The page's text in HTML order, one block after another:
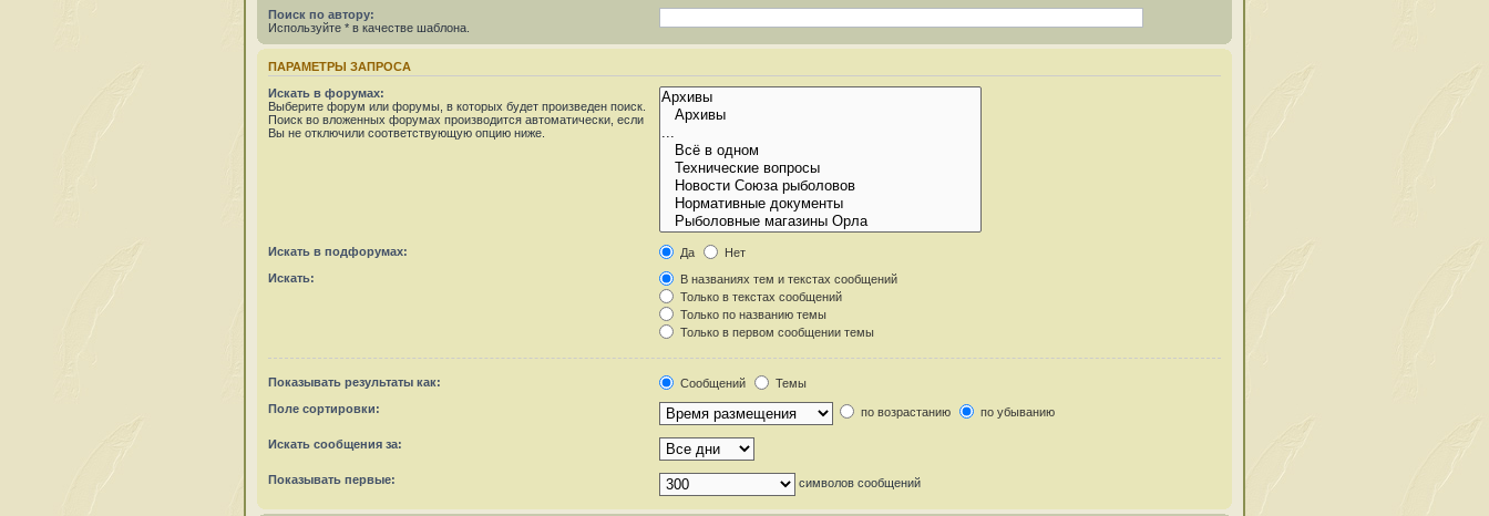
Поиск по автору:
Используйте * в качестве шаблона.
ПАРАМЕТРЫ ЗАПРОСА
Искать в форумах:
Выберите форум или форумы, в которых будет произведен поиск.
Поиск во вложенных форумах производится автоматически, если
Вы не отключили соответствующую опцию ниже.
Искать в подфорумах: Да
Нет
Искать:
В названиях тем и текстах сообщений
Только в текстах сообщений
Только по названию темы
Только в первом сообщении темы
Показывать результаты как: Сообщений
Темы
Поле сортировки:
по возрастанию по убыванию
Искать сообщения за:
Показывать первые: символов сообщений